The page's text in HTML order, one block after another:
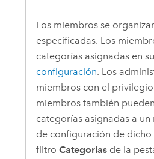
Los miembros se
especificadas. Los
categorías asignadas en su
configuración. Los
miembros con el
miembros también
categorías asignadas a
de configuración de dicho
filtro Categoríasde la